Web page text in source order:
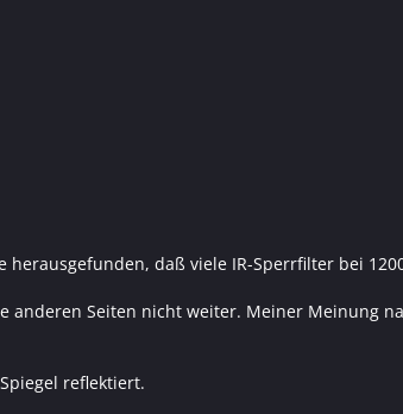
daß viele IR-Sperrfilter bei
Seiten nicht weiter. Meiner Meinung
reflektiert.